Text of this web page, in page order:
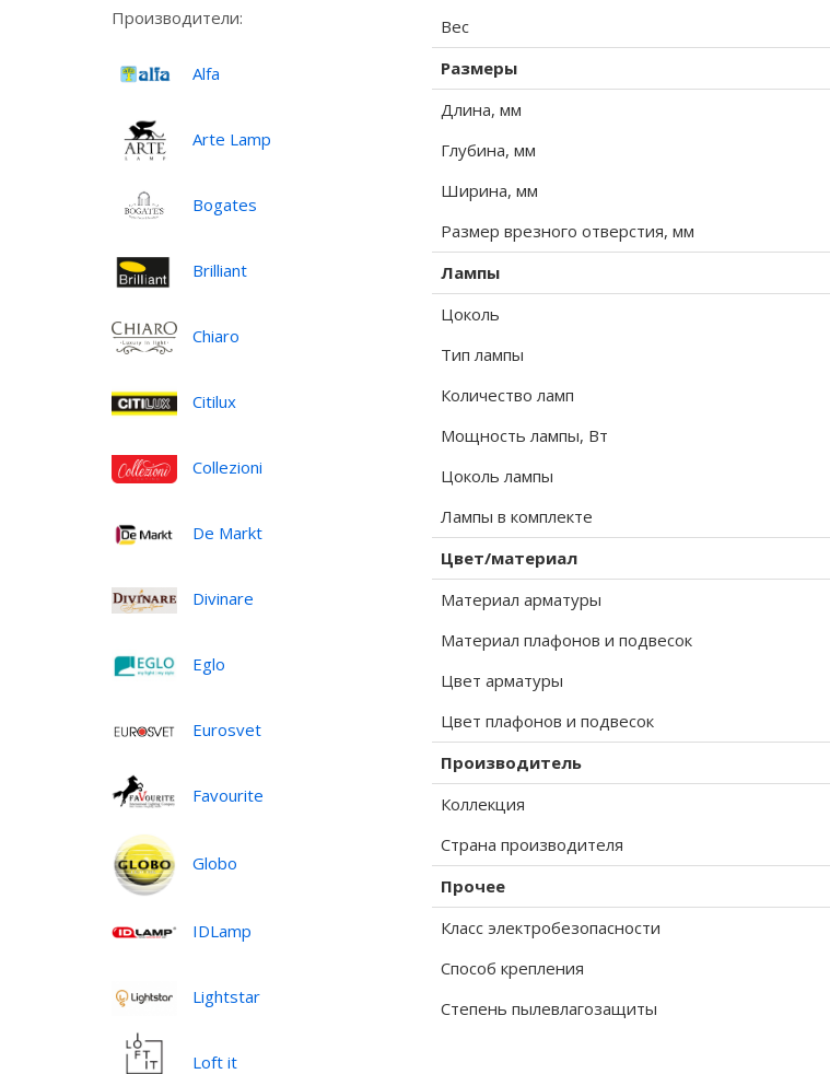
Производители:
Alfa
Arte Lamp
Bogates
Brilliant
Chiaro
Citilux
Collezioni
De Markt
Divinare
Eglo
Eurosvet
Favourite
Globo
IDLamp
Lightstar
Loft it
Вес
Размеры
Длина, мм
Глубина, мм
Ширина, мм
Размер врезного отверстия, мм
Лампы
Цоколь
Тип лампы
Количество ламп
Мощность лампы, Вт
Цоколь лампы
Лампы в комплекте
Цвет/материал
Материал арматуры
Материал плафонов и подвесок
Цвет арматуры
Цвет плафонов и подвесок
Производитель
Коллекция
Страна производителя
Прочее
Класс электробезопасности
Способ крепления
Степень пылевлагозащиты